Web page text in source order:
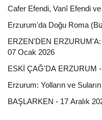
Cafer Efendi, Vanî Efendi
Erzurum'da Doğu Roma
ERZEN'DEN
07 Ocak 2026
ESKİ ÇAĞ'DA ERZURUM -
Erzurum: Yolların ve
BAŞLARKEN - 17 Aralık